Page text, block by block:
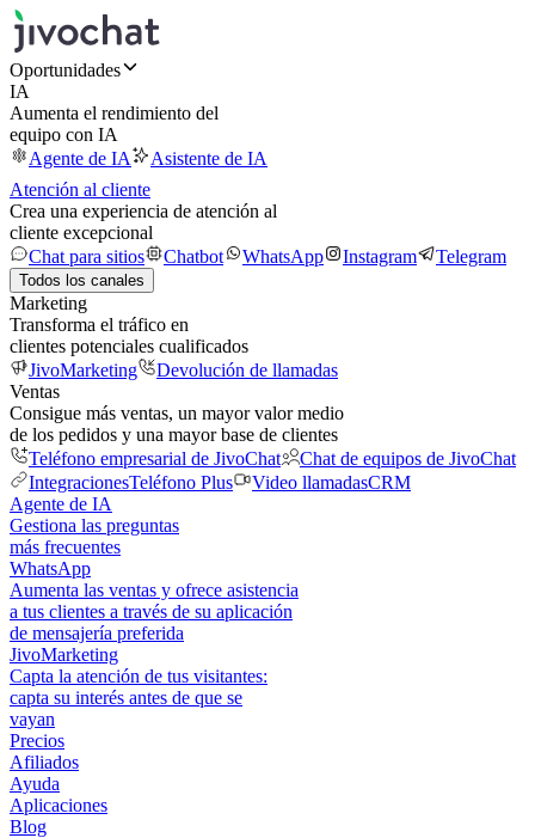
Oportunidades
IA
Aumenta el rendimiento del
equipo con IA
Agente de IA
Asistente de IA
Atención al cliente
Crea una experiencia de atención al
cliente excepcional
Chat para sitios
Chatbot WhatsApp Instagram Telegram
Todos los canales
Marketing
Transforma el tráfico en
clientes potenciales cualificados
JivoMarketing
Devolución de llamadas
Ventas
Consigue más ventas, un mayor valor medio
de los pedidos y una mayor base de clientes
Teléfono empresarial de JivoChat
Chat de equipos de JivoChat
IntegracionesTeléfono Plus Video llamadasCRM
Agente de IA
Gestiona las preguntas
más frecuentes
WhatsApp
Aumenta las ventas y ofrece asistencia
a tus clientes a través de su aplicación
de mensajería preferida
JivoMarketing
Capta la atención de tus visitantes:
capta su interés antes de que se
vayan
Precios
Afiliados
Ayuda
Aplicaciones
Blog